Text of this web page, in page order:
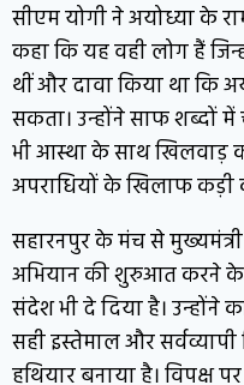
सीएम योगी ने अयोध्या के
कहा कि यह वही लोग हैं
थीं और दावा किया था कि
सकता। उन्होंने साफ शब्दों
भी आस्था के साथ खिलवाड़
अपराधियों के खिलाफ कड़ी
सहारनपुर के मंच से
अभियान की शुरुआत करने के
संदेश भी दे दिया है। उन्होंने
सही इस्तेमाल और
हथियार बनाया है। विपक्ष